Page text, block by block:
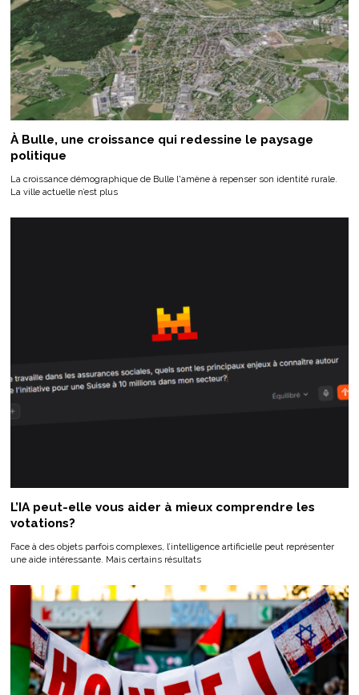
À Bulle, une croissance qui redessine le paysage
politique
La croissance démographique de Bulle l'amène à repenser son identité rurale.
La ville actuelle n’est plus
L’IA peut-elle vous aider à mieux comprendre les
votations?
Face à des objets parfois complexes, l’intelligence artificielle peut représenter
une aide intéressante. Mais certains résultats